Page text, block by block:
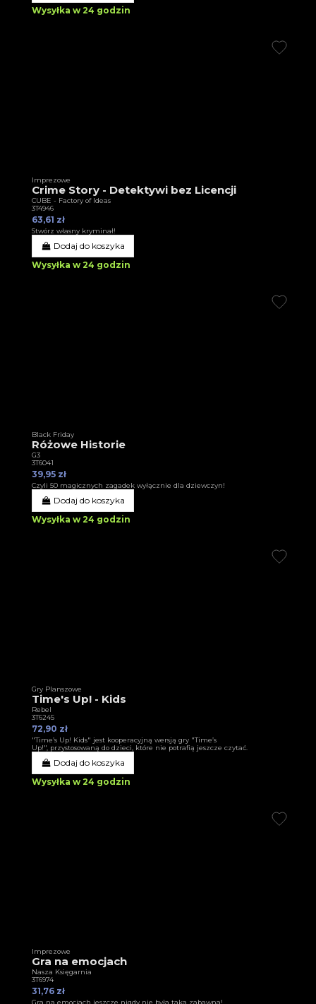
Wysyłka w 24 godzin
Imprezowe
Crime Story - Detektywi bez Licencji
CUBE - Factory of Ideas
3T4946
63,61 zł
Stwórz własny kryminał!
Dodaj do koszyka
Wysyłka w 24 godzin
Black Friday
Różowe Historie
G3
3T6041
39,95 zł
Czyli 50 magicznych zagadek wyłącznie dla dziewczyn!
Dodaj do koszyka
Wysyłka w 24 godzin
Gry Planszowe
Time's Up! - Kids
Rebel
3T6245
72,90 zł
"Time’s Up! Kids" jest kooperacyjną wersją gry "Time’s
Up!", przystosowaną do dzieci, które nie potrafią jeszcze czytać.
Dodaj do koszyka
Wysyłka w 24 godzin
Imprezowe
Gra na emocjach
Nasza Księgarnia
3T6974
31,76 zł
Gra na emocjach jeszcze nigdy nie była taka zabawna!